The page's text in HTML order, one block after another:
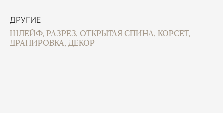
ДРУГИЕ
ШЛЕЙФ, РАЗРЕЗ, ОТКРЫТАЯ СПИНА, КОРСЕТ,
ДРАПИРОВКА, ДЕКОР